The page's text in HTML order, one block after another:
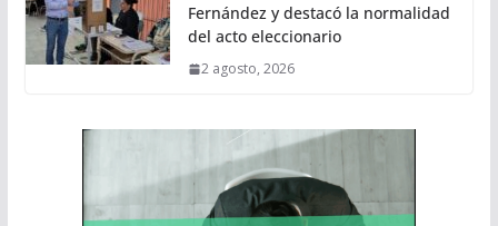
Fernández y destacó la normalidad
del acto eleccionario
2 agosto, 2026